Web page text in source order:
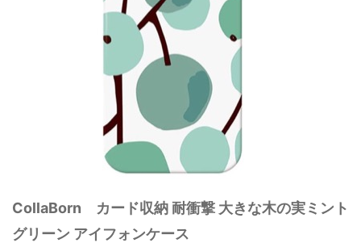
CollaBorn カード収納 耐衝撃 大きな木の実ミント
グリーン アイフォンケース